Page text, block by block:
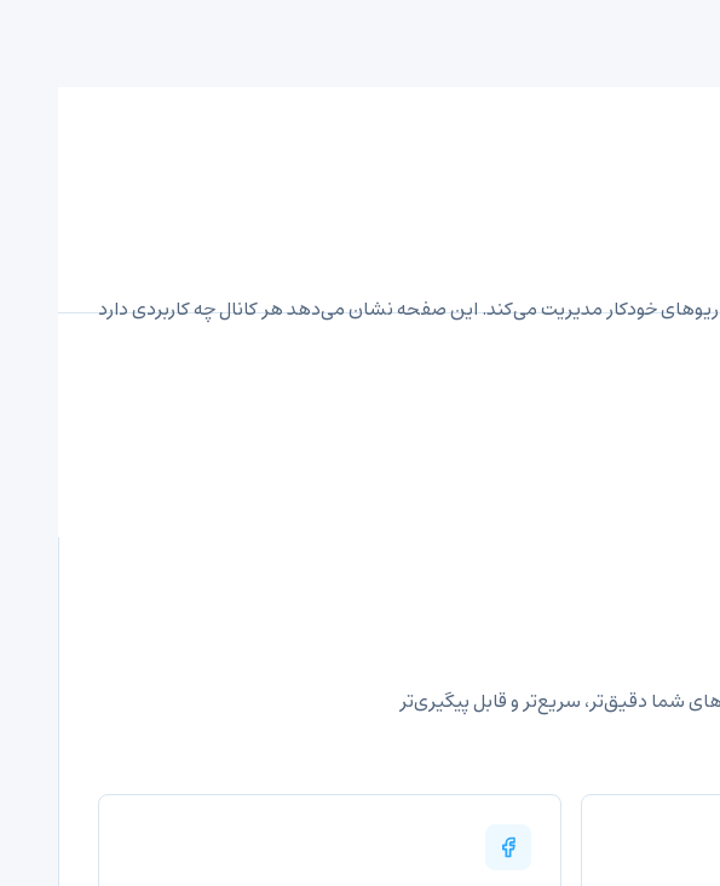
خودکار مدیریت می‌کند. این صفحه نشان می‌دهد هر کانال چه کاربردی دارد
شما دقیق‌تر، سریع‌تر و قابل پیگیری‌تر